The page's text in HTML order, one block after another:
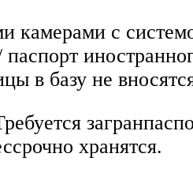
с
в базу не
хранятся.